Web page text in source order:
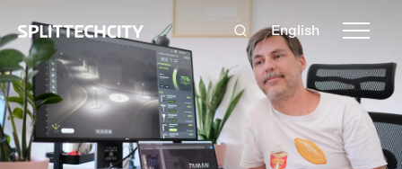
English